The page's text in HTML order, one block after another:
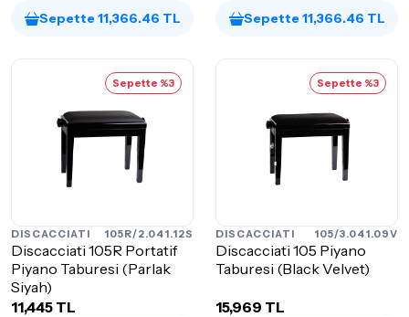
Sepette 11,366.46 TL Sepette 11,366.46 TL
Sepette %3
DISCACCIATI 105R/2.041.12S
Discacciati 105R Portatif
Piyano Taburesi (Parlak
Siyah)
11,445 TL
Sepette %3
DISCACCIATI 105/3.041.09V
Discacciati 105 Piyano
Taburesi (Black Velvet)
15,969 TL